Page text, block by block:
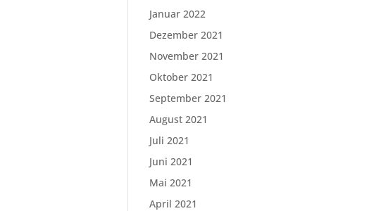
Januar 2022
Dezember 2021
November 2021
Oktober 2021
September 2021
August 2021
Juli 2021
Juni 2021
Mai 2021
April 2021